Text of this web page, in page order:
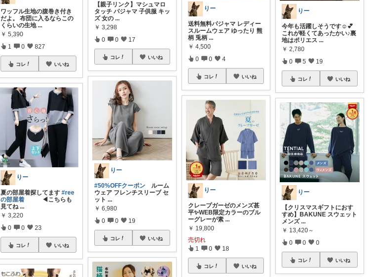
ワッフル生地の腹巻き付き
だよ。 布団に入るならこの
くらいの生地 ...
￥ 5,390
1 0 827
コレ いいね
りー
夏の部屋着探してます#ree
の部屋着 ◀こちらも
見てね ...
￥ 3,220
0 0 23
コレ いいね
【親子リンク】マシュマロ
タッチ パジャマ 子供服 キッ
ズ 女の ...
￥ 3,298
0 0 17
コレ いいね
りー
#50%OFFクーポン ルーム
ウェア フレンチスリーブ セ
ット ...
￥ 6,980
0 0 19
コレ いいね
りー
送料無料パジャマ レディー
スルームウェア ゆったり 熊
柄 兎柄 ...
￥ 4,500
0 0 4
コレ いいね
りー
クレープガーゼのメンズ甚
平✨WEB限定カラーのブル
ーグレーが素 ...
￥ 19,800
売切れ
1 0 18
コレ いいね
りー
今年も活躍しそうです☺💕
これが軽くてあったかい♪裏
地はポリエス ...
￥ 2,780
0 5 19
コレ いいね
りー
【クリスマスギフトにおす
すめ】BAKUNE スウェット
メンズ ...
￥ 13,420～
0 0 0
コレ いいね